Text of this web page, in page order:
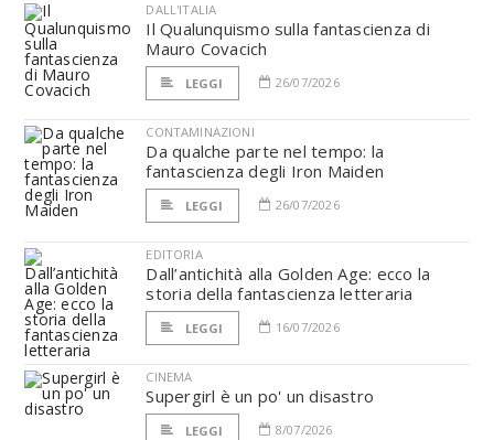
DALL'ITALIA
Il Qualunquismo sulla fantascienza di
Mauro Covacich
LEGGI 26/07/2026
CONTAMINAZIONI
Da qualche parte nel tempo: la
fantascienza degli Iron Maiden
LEGGI 26/07/2026
EDITORIA
Dall’antichità alla Golden Age: ecco la
storia della fantascienza letteraria
LEGGI 16/07/2026
CINEMA
Supergirl è un po' un disastro
LEGGI 8/07/2026